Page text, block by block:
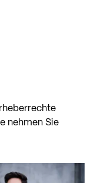
nehmen Sie